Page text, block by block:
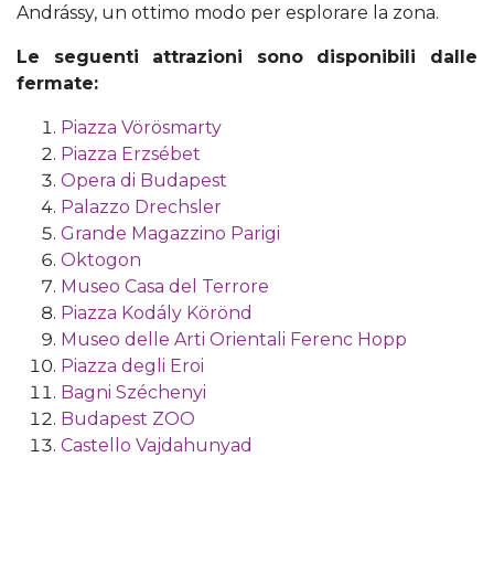
Andrássy, un ottimo modo per esplorare la zona.
Le seguenti attrazioni sono disponibili dalle
fermate:
Piazza Vörösmarty
Piazza Erzsébet
Opera di Budapest
Palazzo Drechsler
Grande Magazzino Parigi
Oktogon
Museo Casa del Terrore
Piazza Kodály Körönd
Museo delle Arti Orientali Ferenc Hopp
Piazza degli Eroi
Bagni Széchenyi
Budapest ZOO
Castello Vajdahunyad